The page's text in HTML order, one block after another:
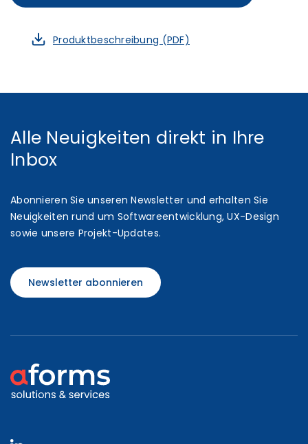
Produktbeschreibung (PDF)
Alle Neuigkeiten direkt in Ihre
Inbox
Abonnieren Sie unseren Newsletter und erhalten Sie
Neuigkeiten rund um Softwareentwicklung, UX-Design
sowie unsere Projekt-Updates.
Newsletter abonnieren